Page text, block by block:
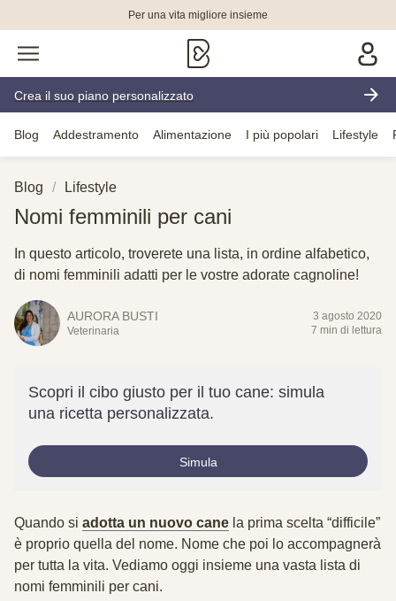
Per una vita migliore insieme
Crea il suo piano personalizzato
Blog Addestramento Alimentazione I più popolari Lifestyle
Blog Lifestyle
Nomi femminili per cani
In questo articolo, troverete una lista, in ordine alfabetico,
di nomi femminili adatti per le vostre adorate cagnoline!
AURORA BUSTI
Veterinaria
3 agosto 2020
7 min di lettura
Scopri il cibo giusto per il tuo cane: simula
una ricetta personalizzata.
Simula
Quando si adotta un nuovo cane la prima scelta “difficile”
è proprio quella del nome. Nome che poi lo accompagnerà
per tutta la vita. Vediamo oggi insieme una vasta lista di
nomi femminili per cani.